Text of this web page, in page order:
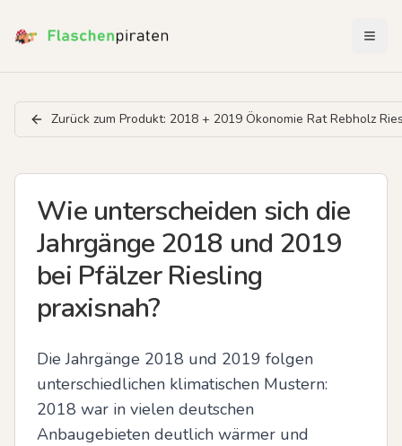
Zurück zum Produkt: 2018 + 2019 Ökonomie Rat Rebholz
Wie unterscheiden sich die
Jahrgänge 2018 und 2019
bei Pfälzer Riesling
praxisnah?
Die Jahrgänge 2018 und 2019 folgen
unterschiedlichen klimatischen Mustern:
2018 war in vielen deutschen
Anbaugebieten deutlich wärmer und